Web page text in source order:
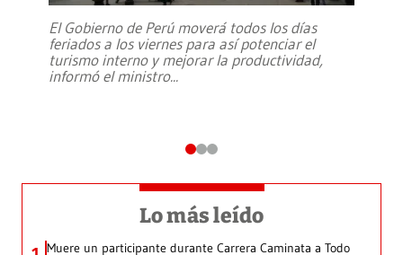
El Gobierno de Perú moverá todos los días
feriados a los viernes para así potenciar el
turismo interno y mejorar la productividad,
informó el ministro...
Lo más leído
Muere un participante durante Carrera Caminata a Todo